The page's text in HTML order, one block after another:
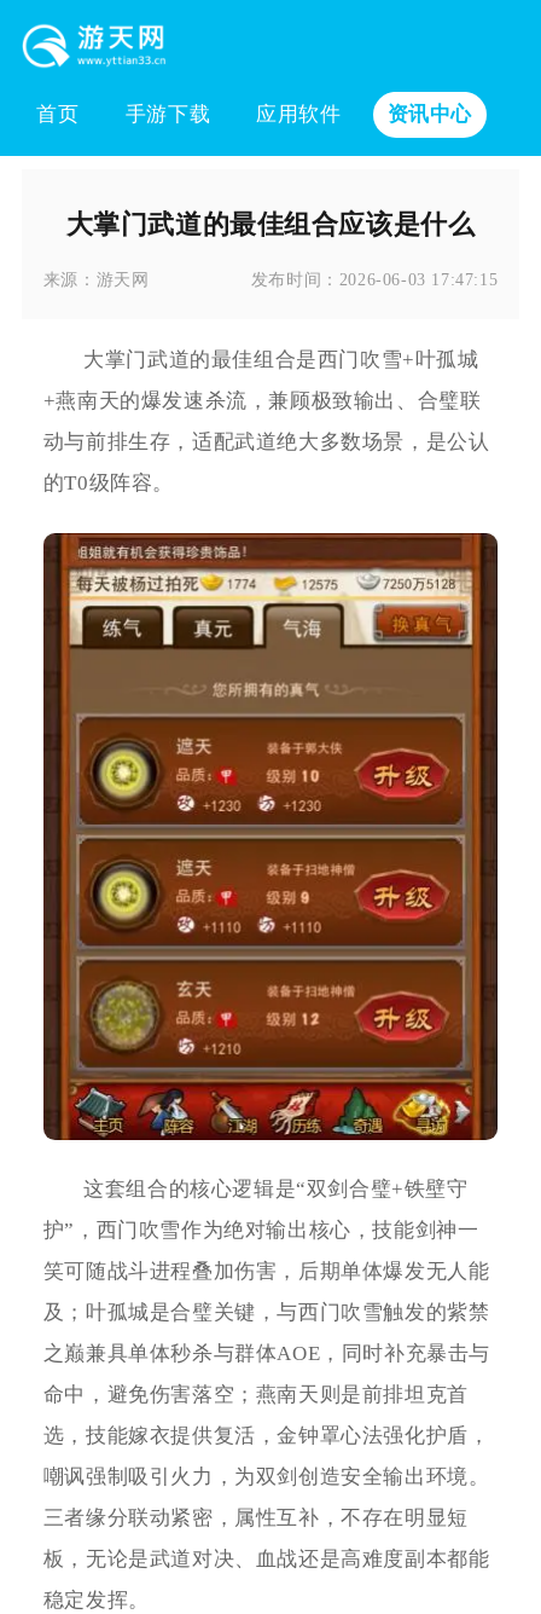
首页 手游下载 应用软件 资讯中心
大掌门武道的最佳组合应该是什么
来源： 游天网 发布时间： 2026-06-03 17:47:15
大掌门武道的最佳组合是西门吹雪+叶孤城
+燕南天的爆发速杀流，兼顾极致输出、合璧联
动与前排生存，适配武道绝大多数场景，是公认
的T0级阵容。
这套组合的核心逻辑是“双剑合璧+铁壁守
护”，西门吹雪作为绝对输出核心，技能剑神一
笑可随战斗进程叠加伤害，后期单体爆发无人能
及；叶孤城是合璧关键，与西门吹雪触发的紫禁
之巅兼具单体秒杀与群体AOE，同时补充暴击与
命中，避免伤害落空；燕南天则是前排坦克首
选，技能嫁衣提供复活，金钟罩心法强化护盾，
嘲讽强制吸引火力，为双剑创造安全输出环境。
三者缘分联动紧密，属性互补，不存在明显短
板，无论是武道对决、血战还是高难度副本都能
稳定发挥。